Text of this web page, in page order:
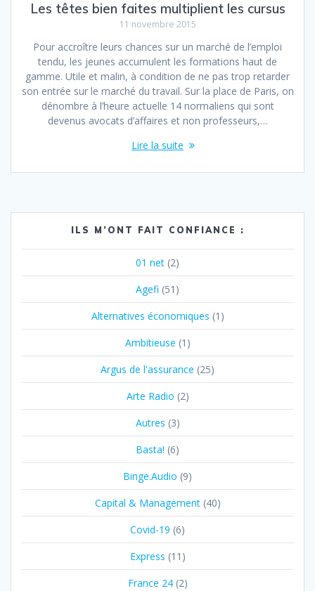
Les têtes bien faites multiplient les cursus
11 novembre 2015
Pour accroître leurs chances sur un marché de l’emploi
tendu, les jeunes accumulent les formations haut de
gamme. Utile et malin, à condition de ne pas trop retarder
son entrée sur le marché du travail. Sur la place de Paris, on
dénombre à l’heure actuelle 14 normaliens qui sont
devenus avocats d’affaires et non professeurs,…
Lire la suite
ILS M’ONT FAIT CONFIANCE :
01 net (2)
Agefi (51)
Alternatives économiques (1)
Ambitieuse (1)
Argus de l'assurance (25)
Arte Radio (2)
Autres (3)
Basta! (6)
Binge.Audio (9)
Capital & Management(40)
Covid-19 (6)
Express (11)
France 24(2)